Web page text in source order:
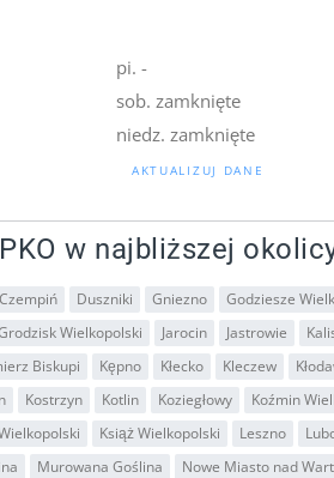
pi. -
sob. zamknięte
niedz. zamknięte
AKTUALIZUJ DANE
w najbliższej
Czempiń Duszniki Gniezno Godziesze
Wielkopolski Jarocin Jastrowie
Biskupi Kępno Kłecko Kleczew
Kostrzyn Kotlin Koziegłowy
Koźmin
Książ Wielkopolski Leszno
Murowana Goślina
Nowe Miasto nad